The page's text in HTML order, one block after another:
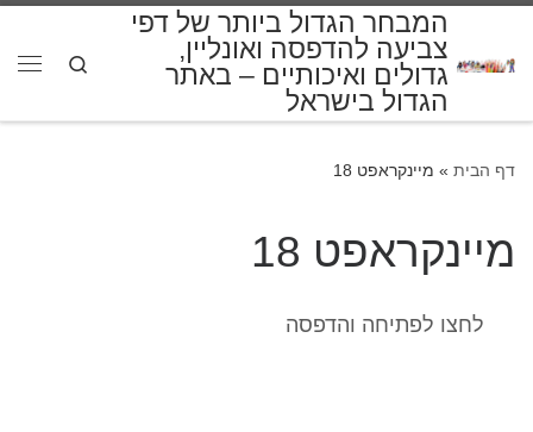
המבחר הגדול ביותר של דפי
צביעה להדפסה ואונליין,
גדולים ואיכותיים – באתר
הגדול בישראל
Search
דף הבית » מיינקראפט 18
מיינקראפט 18
לחצו לפתיחה והדפסה